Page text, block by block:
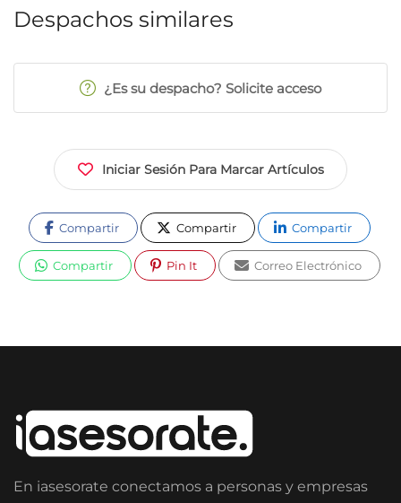
Despachos similares
¿Es su despacho? Solicite acceso
Iniciar Sesión Para Marcar Artículos
Compartir Compartir Compartir
Compartir Pin It Correo Electrónico
En iasesorate conectamos a personas y empresas